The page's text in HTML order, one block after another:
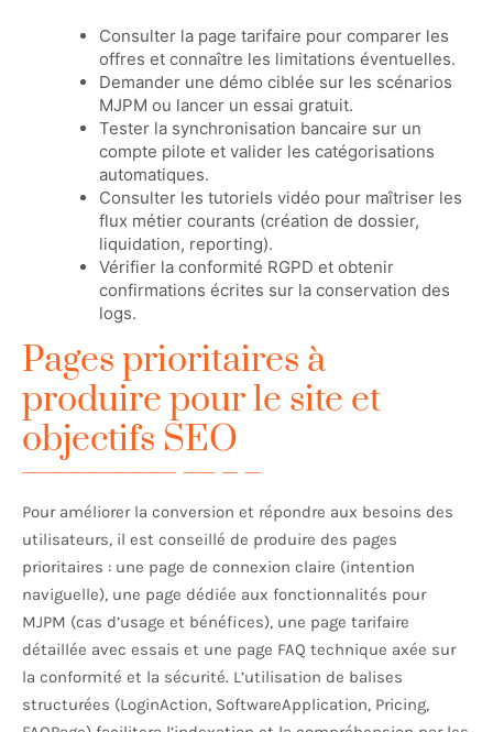
Consulter la page tarifaire pour comparer les
offres et connaître les limitations éventuelles.
Demander une démo ciblée sur les scénarios
MJPM ou lancer un essai gratuit.
Tester la synchronisation bancaire sur un
compte pilote et valider les catégorisations
automatiques.
Consulter les tutoriels vidéo pour maîtriser les
flux métier courants (création de dossier,
liquidation, reporting).
Vérifier la conformité RGPD et obtenir
confirmations écrites sur la conservation des
logs.
Pages prioritaires à
produire pour le site et
objectifs SEO
Pour améliorer la conversion et répondre aux besoins des
utilisateurs, il est conseillé de produire des pages
prioritaires : une page de connexion claire (intention
naviguelle), une page dédiée aux fonctionnalités pour
MJPM (cas d’usage et bénéfices), une page tarifaire
détaillée avec essais et une page FAQ technique axée sur
la conformité et la sécurité. L’utilisation de balises
structurées (LoginAction, SoftwareApplication, Pricing,